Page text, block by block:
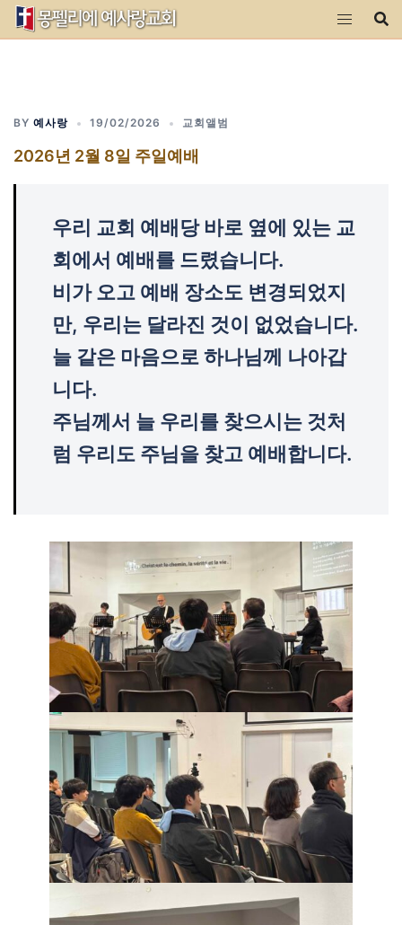
Skip
BY 예사랑 19/02/2026 교회앨범
2026년 2월 8일 주일예배
우리 교회 예배당 바로 옆에 있는 교
회에서 예배를 드렸습니다.
비가 오고 예배 장소도 변경되었지
만, 우리는 달라진 것이 없었습니다.
늘 같은 마음으로 하나님께 나아갑
니다.
주님께서 늘 우리를 찾으시는 것처
럼 우리도 주님을 찾고 예배합니다.